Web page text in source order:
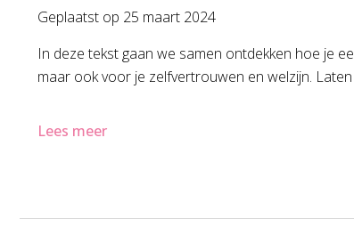
Geplaatst op 25 maart 2024
In deze tekst gaan we samen ontdekken hoe je
maar ook voor je zelfvertrouwen en welzijn.
Lees meer